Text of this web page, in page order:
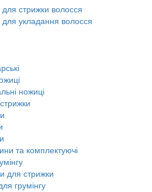
для стрижки волосся
для укладання волосся
ножиці
та комплектуючі
для стрижки
грумінгу